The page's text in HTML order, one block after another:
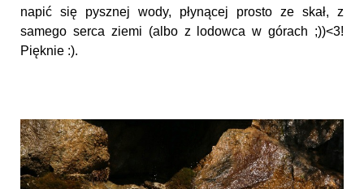
napić się pysznej wody, płynącej prosto ze skał, z
samego serca ziemi (albo z lodowca w górach ;))<3!
Pięknie :).